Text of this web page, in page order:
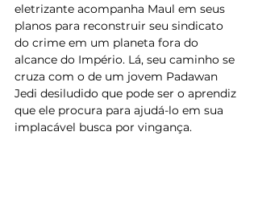
eletrizante acompanha Maul em seus
planos para reconstruir seu sindicato
do crime em um planeta fora do
alcance do Império. Lá, seu caminho se
cruza com o de um jovem Padawan
Jedi desiludido que pode ser o aprendiz
que ele procura para ajudá-lo em sua
implacável busca por vingança.